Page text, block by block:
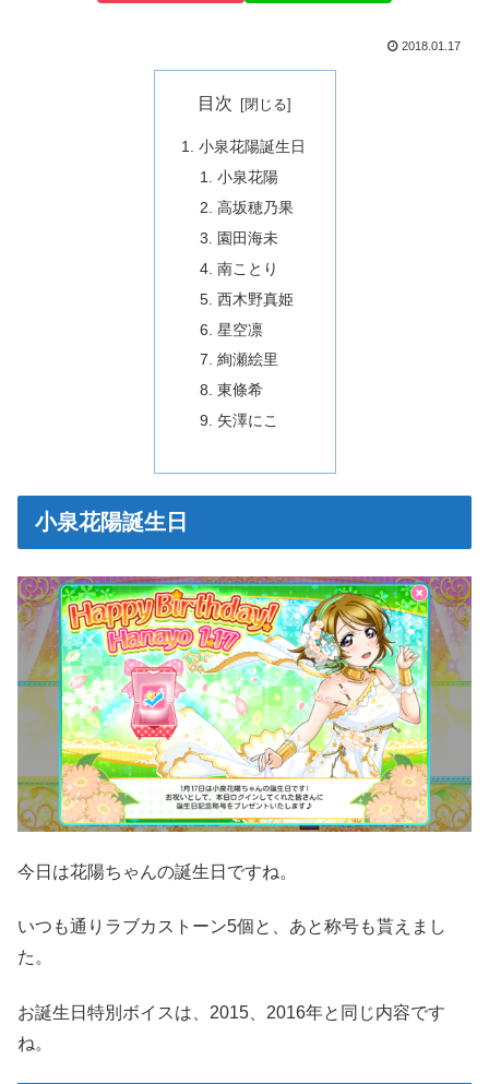
2018.01.17
目次
小泉花陽誕生日
小泉花陽
高坂穂乃果
園田海未
南ことり
西木野真姫
星空凛
絢瀬絵里
東條希
矢澤にこ
小泉花陽誕生日
今日は花陽ちゃんの誕生日ですね。
いつも通りラブカストーン5個と、あと称号も貰えまし
た。
お誕生日特別ボイスは、2015、2016年と同じ内容です
ね。